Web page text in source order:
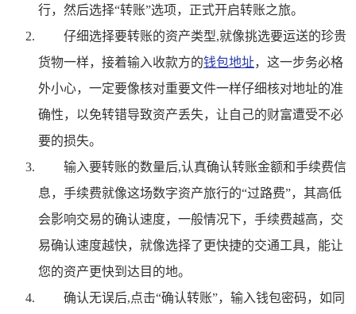
行，然后选择“转账”选项，正式开启转账之旅。
仔细选择要转账的资产类型,就像挑选要运送的珍贵
货物一样，接着输入收款方的钱包地址，这一步务必格
外小心，一定要像核对重要文件一样仔细核对地址的准
确性，以免转错导致资产丢失，让自己的财富遭受不必
要的损失。
输入要转账的数量后,认真确认转账金额和手续费信
息，手续费就像这场数字资产旅行的“过路费”，其高低
会影响交易的确认速度，一般情况下，手续费越高，交
易确认速度越快，就像选择了更快捷的交通工具，能让
您的资产更快到达目的地。
确认无误后,点击“确认转账”，输入钱包密码，如同